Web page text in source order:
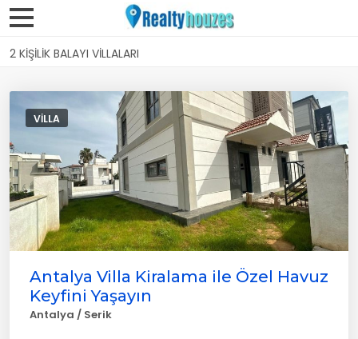
2 KIŞILIK BALAYI VILLALARI
VILLA
Antalya Villa Kiralama ile Özel Havuz
Keyfini Yaşayın
Antalya / Serik